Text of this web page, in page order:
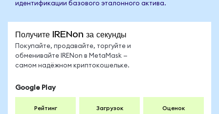
идентификации базового эталонного актива.
Получите IRENon за секунды
Покупайте, продавайте, торгуйте и
обменивайте IRENon в MetaMask —
самом надёжном криптокошельке.
Google Play
Рейтинг Загрузок Оценок